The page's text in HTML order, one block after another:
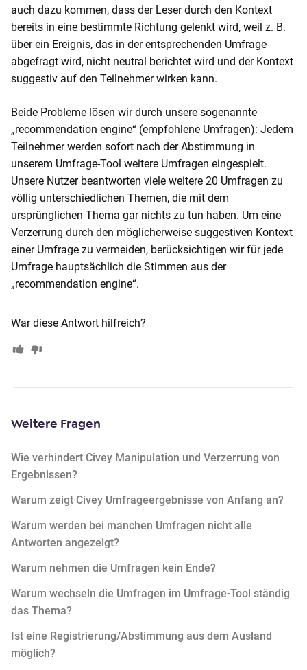
auch dazu kommen, dass der Leser durch den Kontext
bereits in eine bestimmte Richtung gelenkt wird, weil z. B.
über ein Ereignis, das in der entsprechenden Umfrage
abgefragt wird, nicht neutral berichtet wird und der Kontext
suggestiv auf den Teilnehmer wirken kann.
Beide Probleme lösen wir durch unsere sogenannte
„recommendation engine“ (empfohlene Umfragen): Jedem
Teilnehmer werden sofort nach der Abstimmung in
unserem Umfrage-Tool weitere Umfragen eingespielt.
Unsere Nutzer beantworten viele weitere 20 Umfragen zu
völlig unterschiedlichen Themen, die mit dem
ursprünglichen Thema gar nichts zu tun haben. Um eine
Verzerrung durch den möglicherweise suggestiven Kontext
einer Umfrage zu vermeiden, berücksichtigen wir für jede
Umfrage hauptsächlich die Stimmen aus der
„recommendation engine“.
War diese Antwort hilfreich?
Weitere Fragen
Wie verhindert Civey Manipulation und Verzerrung von
Ergebnissen?
Warum zeigt Civey Umfrageergebnisse von Anfang an?
Warum werden bei manchen Umfragen nicht alle
Antworten angezeigt?
Warum nehmen die Umfragen kein Ende?
Warum wechseln die Umfragen im Umfrage-Tool ständig
das Thema?
Ist eine Registrierung/Abstimmung aus dem Ausland
möglich?